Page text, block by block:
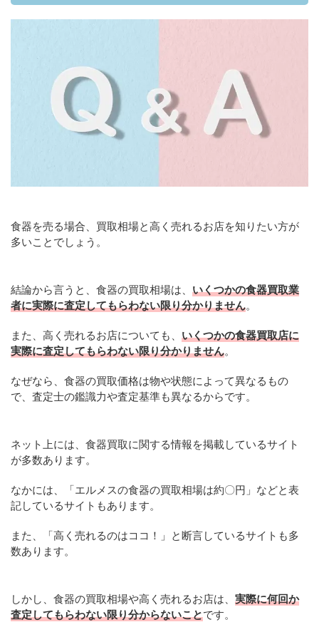
食器を売る場合、買取相場と高く売れるお店を知りたい方が
多いことでしょう。
結論から言うと、食器の買取相場は、 いくつかの食器買取業
者に実際に査定してもらわない限り分かりません。
また、高く売れるお店についても、 いくつかの食器買取店に
実際に査定してもらわない限り分かりません。
なぜなら、食器の買取価格は物や状態によって異なるもの
で、査定士の鑑識力や査定基準も異なるからです。
ネット上には、食器買取に関する情報を掲載しているサイト
が多数あります。
なかには、「エルメスの食器の買取相場は約〇円」などと表
記しているサイトもあります。
また、「高く売れるのはココ！」と断言しているサイトも多
数あります。
しかし、食器の買取相場や高く売れるお店は、 実際に何回か
査定してもらわない限り分からないことです。